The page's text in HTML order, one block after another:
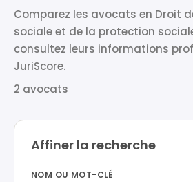
Comparez les avocats en Droit
sociale et de la protection
consultez leurs informations
JuriScore.
2 avocats
Affiner la recherche
NOM OU MOT-CLÉ